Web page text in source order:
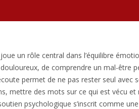
un rôle central dans l’équilibre
de comprendre un mal-être
permet de ne pas rester seul
mettre des mots sur ce qui est vécu
psychologique s’inscrit comme